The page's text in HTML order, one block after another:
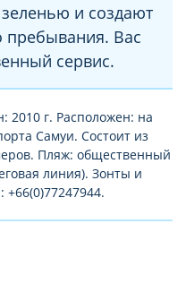
и создают
пребывания. Вас
сервис.
2010 г. Расположен: на
Самуи. Состоит из
Пляж: общественный
линия). Зонты и